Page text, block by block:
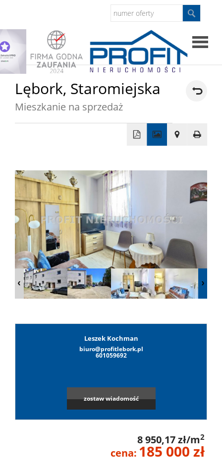
Lokale
Hale
Hale
Lębork, Staromiejska
Mieszkanie na sprzedaż
−
Leaflet
Leszek Kochman
biuro@profitlebork.pl
601059692
zostaw wiadomość
8 950,17 zł/m2
cena: 185 000 zł